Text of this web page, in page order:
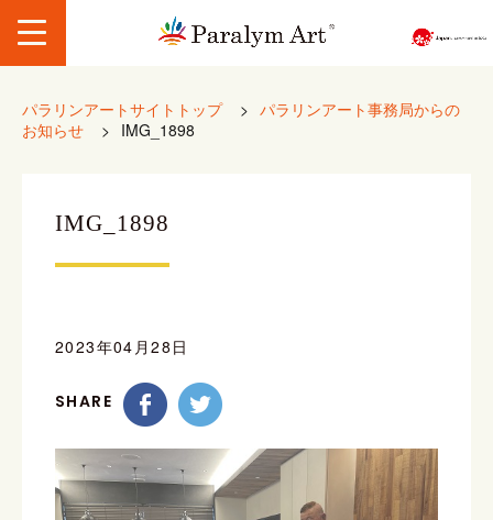
パラリンアートサイトトップ > パラリンアート事務局からの
お知らせ
> IMG_1898
IMG_1898
2023年04月28日
SHARE